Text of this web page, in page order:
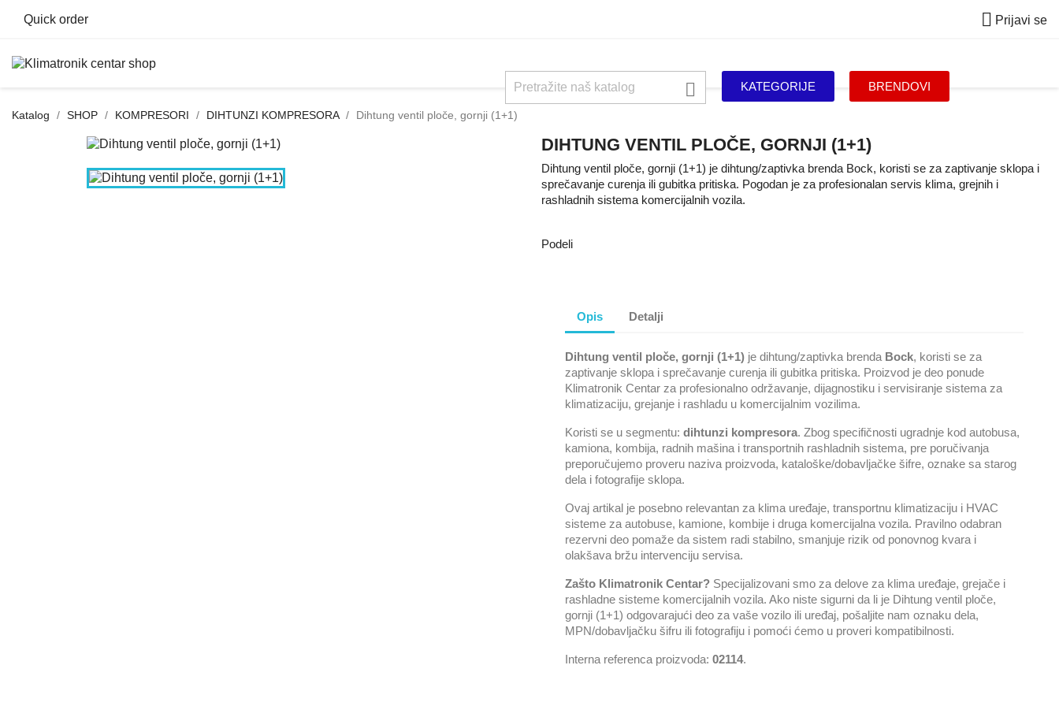
Quick order  Prijavi se
 KATEGORIJE BRENDOVI
Katalog SHOP KOMPRESORI DIHTUNZI KOMPRESORA Dihtung ventil ploče, gornji (1+1)
DIHTUNG VENTIL PLOČE, GORNJI (1+1)
Dihtung ventil ploče, gornji (1+1) je dihtung/zaptivka brenda Bock, koristi se za zaptivanje sklopa i
sprečavanje curenja ili gubitka pritiska. Pogodan je za profesionalan servis klima, grejnih i
rashladnih sistema komercijalnih vozila.
Podeli
Opis Detalji
Dihtung ventil ploče, gornji (1+1) je dihtung/zaptivka brenda Bock, koristi se za
zaptivanje sklopa i sprečavanje curenja ili gubitka pritiska. Proizvod je deo ponude
Klimatronik Centar za profesionalno održavanje, dijagnostiku i servisiranje sistema za
klimatizaciju, grejanje i rashladu u komercijalnim vozilima.
Koristi se u segmentu: dihtunzi kompresora. Zbog specifičnosti ugradnje kod autobusa,
kamiona, kombija, radnih mašina i transportnih rashladnih sistema, pre poručivanja
preporučujemo proveru naziva proizvoda, kataloške/dobavljačke šifre, oznake sa starog
dela i fotografije sklopa.
Ovaj artikal je posebno relevantan za klima uređaje, transportnu klimatizaciju i HVAC
sisteme za autobuse, kamione, kombije i druga komercijalna vozila. Pravilno odabran
rezervni deo pomaže da sistem radi stabilno, smanjuje rizik od ponovnog kvara i
olakšava bržu intervenciju servisa.
Zašto Klimatronik Centar? Specijalizovani smo za delove za klima uređaje, grejače i
rashladne sisteme komercijalnih vozila. Ako niste sigurni da li je Dihtung ventil ploče,
gornji (1+1) odgovarajući deo za vaše vozilo ili uređaj, pošaljite nam oznaku dela,
MPN/dobavljačku šifru ili fotografiju i pomoći ćemo u proveri kompatibilnosti.
Interna referenca proizvoda: 02114.